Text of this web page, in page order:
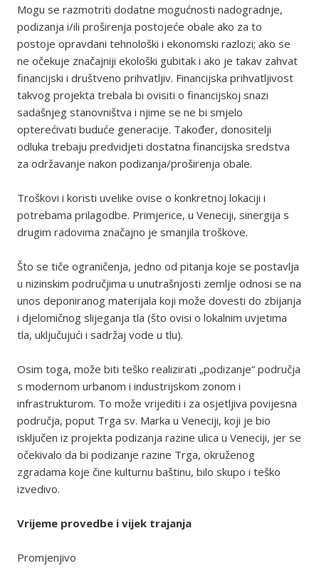
Mogu se razmotriti dodatne mogućnosti nadogradnje,
podizanja i/ili proširenja postojeće obale ako za to
postoje opravdani tehnološki i ekonomski razlozi; ako se
ne očekuje značajniji ekološki gubitak i ako je takav zahvat
financijski i društveno prihvatljiv. Financijska prihvatljivost
takvog projekta trebala bi ovisiti o financijskoj snazi
sadašnjeg stanovništva i njime se ne bi smjelo
opterećivati buduće generacije. Također, donositelji
odluka trebaju predvidjeti dostatna financijska sredstva
za održavanje nakon podizanja/proširenja obale.
Troškovi i koristi uvelike ovise o konkretnoj lokaciji i
potrebama prilagodbe. Primjerice, u Veneciji, sinergija s
drugim radovima značajno je smanjila troškove.
Što se tiče ograničenja, jedno od pitanja koje se postavlja
u nizinskim područjima u unutrašnjosti zemlje odnosi se na
unos deponiranog materijala koji može dovesti do zbijanja
i djelomičnog slijeganja tla (što ovisi o lokalnim uvjetima
tla, uključujući i sadržaj vode u tlu).
Osim toga, može biti teško realizirati „podizanje“ područja
s modernom urbanom i industrijskom zonom i
infrastrukturom. To može vrijediti i za osjetljiva povijesna
područja, poput Trga sv. Marka u Veneciji, koji je bio
isključen iz projekta podizanja razine ulica u Veneciji, jer se
očekivalo da bi podizanje razine Trga, okruženog
zgradama koje čine kulturnu baštinu, bilo skupo i teško
izvedivo.
Vrijeme provedbe i vijek trajanja
Promjenjivo